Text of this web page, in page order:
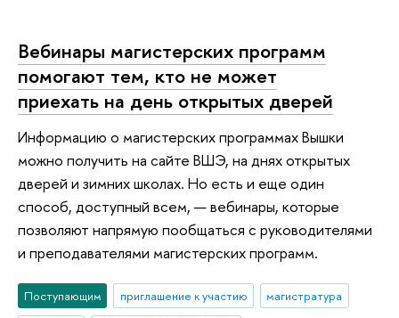
Вебинары магистерских программ
помогают тем, кто не может
приехать на день открытых дверей
Информацию о магистерских программах Вышки
можно получить на сайте ВШЭ, на днях открытых
дверей и зимних школах. Но есть и еще один
способ, доступный всем, — вебинары, которые
позволяют напрямую пообщаться с руководителями
и преподавателями магистерских программ.
Поступающим приглашение к участию
магистратура